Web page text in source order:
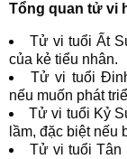
Tổng quan tử vi
Tử vi tuổi Ất
của kẻ tiểu nhân.
Tử vi tuổi
nếu muốn phát
Tử vi tuổi Kỷ
lầm, đặc biệt nếu
Tử vi tuổi Tân